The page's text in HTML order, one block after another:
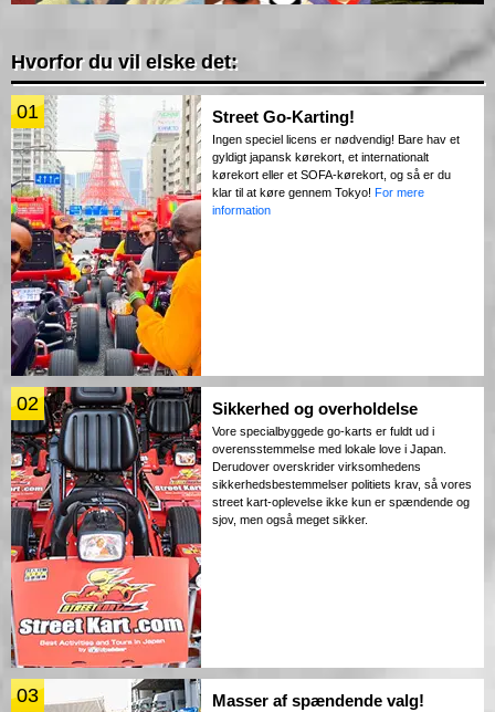
Hvorfor du vil elske det:
01 Street Go-Karting!
Ingen speciel licens er nødvendig! Bare hav et
gyldigt japansk kørekort, et internationalt
kørekort eller et SOFA-kørekort, og så er du
klar til at køre gennem Tokyo! For mere
information
02 Sikkerhed og overholdelse
Vore specialbyggede go-karts er fuldt ud i
overensstemmelse med lokale love i Japan.
Derudover overskrider virksomhedens
sikkerhedsbestemmelser politiets krav, så vores
street kart-oplevelse ikke kun er spændende og
sjov, men også meget sikker.
03 Masser af spændende valg!